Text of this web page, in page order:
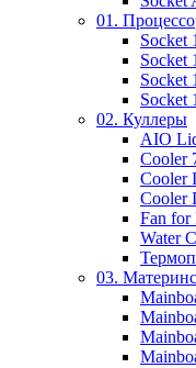
01.
Socket
Socket
Socket
Socket
02. Куллеры
AIO
Cooler
Cooler
Cooler
Fan for
Water
03.